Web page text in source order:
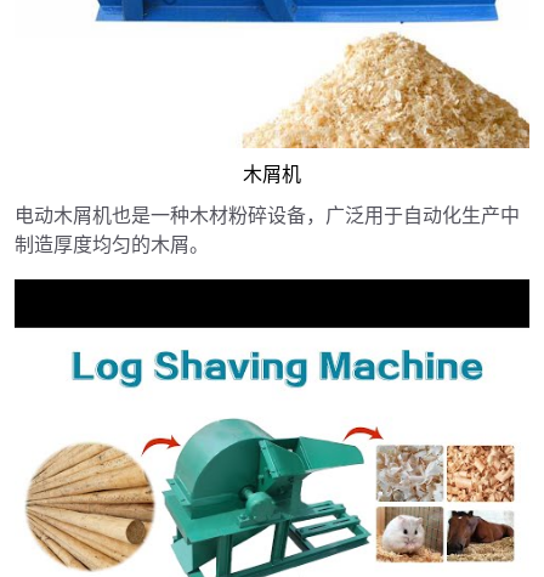
木屑机
电动木屑机也是一种木材粉碎设备，广泛用于自动化生产中
制造厚度均匀的木屑。